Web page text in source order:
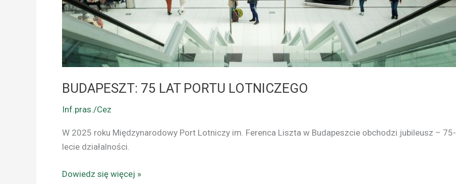
BUDAPESZT: 75 LAT PORTU LOTNICZEGO
Inf.pras./Cez
W 2025 roku Międzynarodowy Port Lotniczy im. Ferenca Liszta w Budapeszcie obchodzi jubileusz – 75-
lecie działalności.
Dowiedz się więcej »